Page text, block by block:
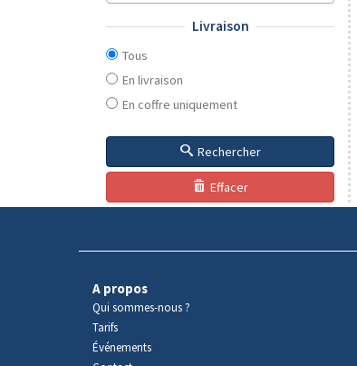
Livraison
Tous
En livraison
En coffre uniquement
Rechercher
Effacer
A propos
Qui sommes-nous ?
Tarifs
Événements